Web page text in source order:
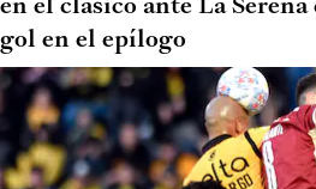
en el clásico ante La
gol en el epílogo